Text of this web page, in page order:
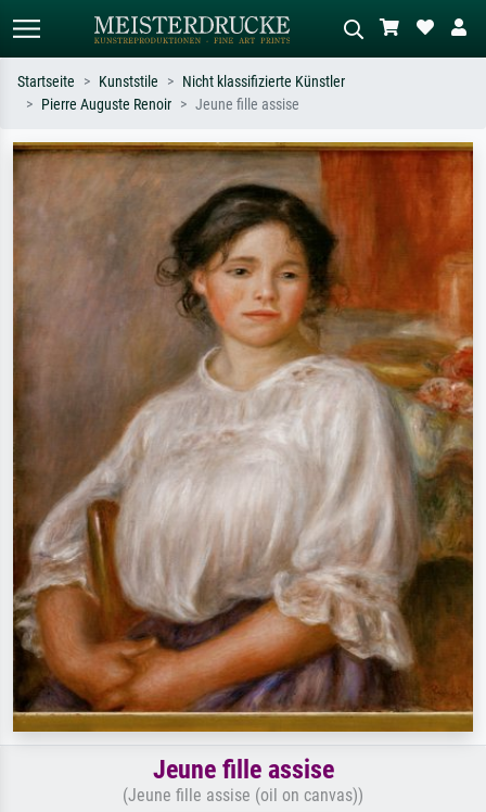
Suchen Sie nach Künstlern, Werktiteln
oder Stilen – z.B. Monet,
Sternennacht, Impressionismus, Welle
Beschreiben Sie die Szene – z.B. Grüne
Wiese, Abstrakt mit viel Rot, Dunkles
Ölgemälde, Stehender Akt neben einem
Baum.
Startseite Kunststile
Nicht klassifizierte Künstler
Pierre Auguste Renoir
Jeune fille assise
Jeune fille assise
(Jeune fille assise (oil on canvas))